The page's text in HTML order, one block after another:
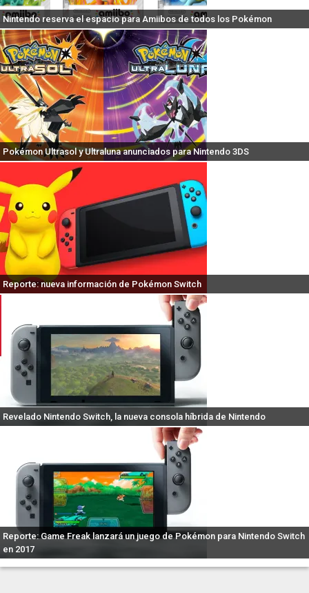
Nintendo reserva el espacio para Amiibos de todos los Pokémon
Pokémon Ultrasol y Ultraluna anunciados para Nintendo 3DS
Reporte: nueva información de Pokémon Switch
Revelado Nintendo Switch, la nueva consola híbrida de Nintendo
Reporte: Game Freak lanzará un juego de Pokémon para Nintendo Switch
en 2017